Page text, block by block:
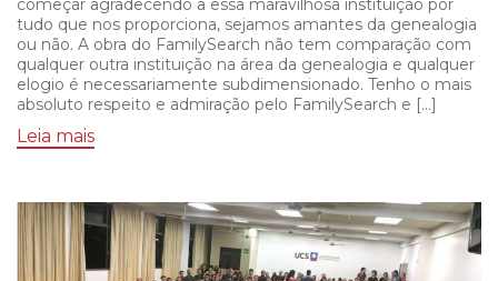
começar agradecendo a essa maravilhosa instituição por
tudo que nos proporciona, sejamos amantes da genealogia
ou não. A obra do FamilySearch não tem comparação com
qualquer outra instituição na área da genealogia e qualquer
elogio é necessariamente subdimensionado. Tenho o mais
absoluto respeito e admiração pelo FamilySearch e […]
Leia mais